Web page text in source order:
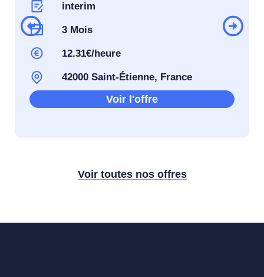
interim
3 Mois
12.31€/heure
42000 Saint-Étienne, France
Voir l'offre
Voir toutes nos offres